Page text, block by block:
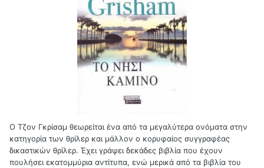
Ο Τζον Γκρίσαμ θεωρείται ένα από τα μεγαλύτερα ονόματα στην
κατηγορία των θρίλερ και μάλλον ο κορυφαίος συγγραφέας
δικαστικών θρίλερ. Έχει γράψει δεκάδες βιβλία που έχουν
πουλήσει εκατομμύρια αντίτυπα, ενώ μερικά από τα βιβλία του